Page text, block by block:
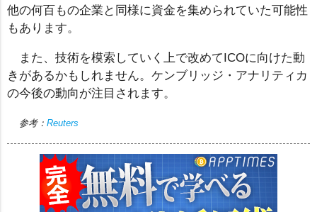
他の何百もの企業と同様に資金を集められていた可能性
もあります。
また、技術を模索していく上で改めてICOに向けた動
きがあるかもしれません。ケンブリッジ・アナリティカ
の今後の動向が注目されます。
参考： Reuters